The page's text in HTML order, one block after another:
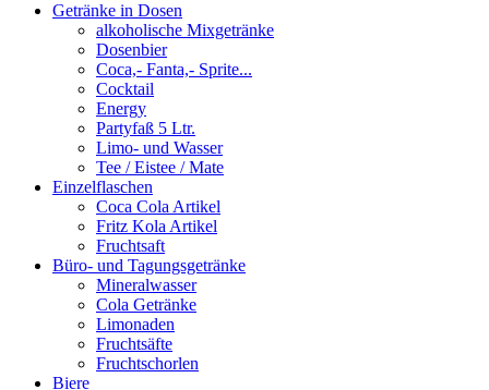
Getränke in Dosen
alkoholische Mixgetränke
Dosenbier
Coca,- Fanta,- Sprite...
Cocktail
Energy
Partyfaß 5 Ltr.
Limo- und Wasser
Tee / Eistee / Mate
Einzelflaschen
Coca Cola Artikel
Fritz Kola Artikel
Fruchtsaft
Büro- und Tagungsgetränke
Mineralwasser
Cola Getränke
Limonaden
Fruchtsäfte
Fruchtschorlen
Biere